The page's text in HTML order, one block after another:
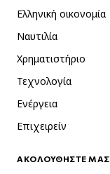
Ελληνική οικονομία
Ναυτιλία
Χρηματιστήριο
Τεχνολογία
Ενέργεια
Επιχειρείν
ΑΚΟΛΟΥΘΗΣΤΕ ΜΑΣ